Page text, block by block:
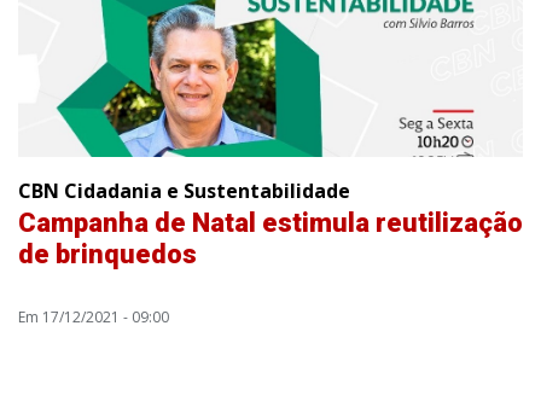
CBN Cidadania e Sustentabilidade
Campanha de Natal estimula reutilização
de brinquedos
Em 17/12/2021 - 09:00